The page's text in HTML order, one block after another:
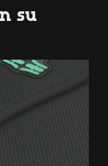
su